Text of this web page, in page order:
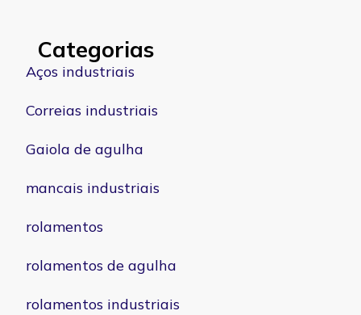
Categorias
Aços industriais
Correias industriais
Gaiola de agulha
mancais industriais
rolamentos
rolamentos de agulha
rolamentos industriais